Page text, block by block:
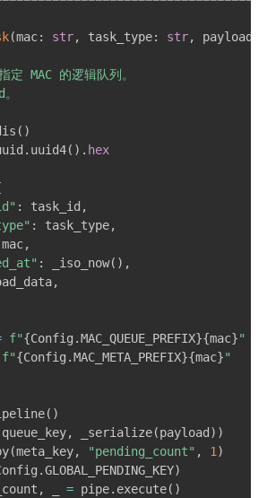
(mac: str, task_type: str,
定 MAC 的逻辑队列。
( )
. uuid4( ) . hex
: task_id ,
: task_type,
mac,
: _iso_now( ) ,
,
f"{Config .MAC_QUEUE_PREFIX}{mac}"
f"{Config .MAC_META_PREFIX}{mac}"
( )
queue_key, _serialize(payload) )
(meta_key, "pending_count" , 1 )
.GLOBAL_PENDING_KEY)
, = pipe. execute( )